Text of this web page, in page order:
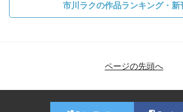
市川ラクの作品ランキング・新
ページの先頭へ